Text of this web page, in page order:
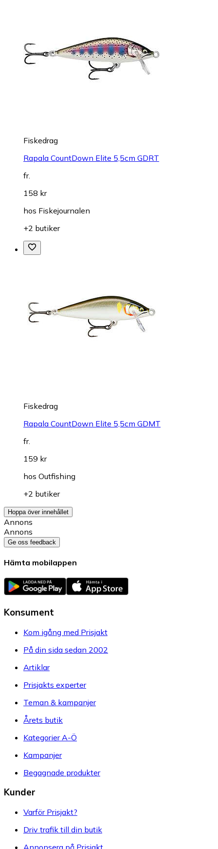
Fiskedrag
Rapala CountDown Elite 5,5cm GDRT
fr.
158 kr
hos Fiskejournalen
+2 butiker
Fiskedrag
Rapala CountDown Elite 5,5cm GDMT
fr.
159 kr
hos Outfishing
+2 butiker
Hoppa över innehållet
Annons
Annons
Ge oss feedback
Hämta mobilappen
Konsument
Kom igång med Prisjakt
På din sida sedan 2002
Artiklar
Prisjakts experter
Teman & kampanjer
Årets butik
Kategorier A-Ö
Kampanjer
Begagnade produkter
Kunder
Varför Prisjakt?
Driv trafik till din butik